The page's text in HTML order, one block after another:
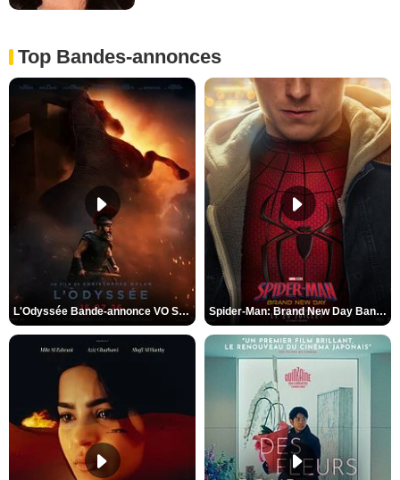
Top Bandes-annonces
L'Odyssée Bande-annonce VO STFR Spider-Man: Brand New Day Bande-annonce VO STFR